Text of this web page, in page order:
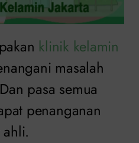
klinik kelamin
masalah
pasa semua
penanganan